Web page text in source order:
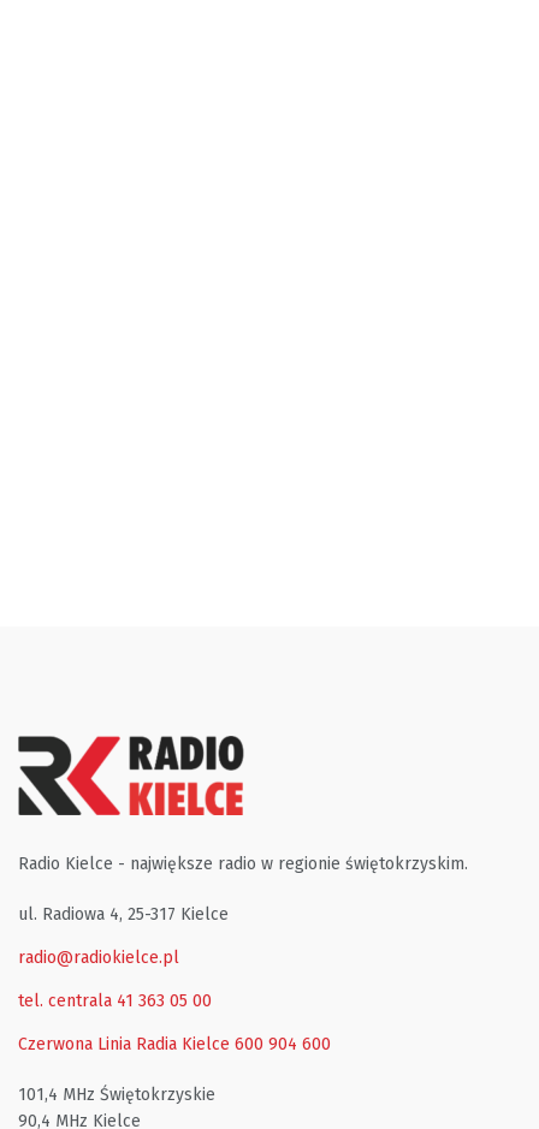
Radio Kielce - największe radio w regionie świętokrzyskim.
ul. Radiowa 4, 25-317 Kielce
radio@radiokielce.pl
tel. centrala 41 363 05 00
Czerwona Linia Radia Kielce 600 904 600
101,4 MHz Świętokrzyskie
90,4 MHz Kielce